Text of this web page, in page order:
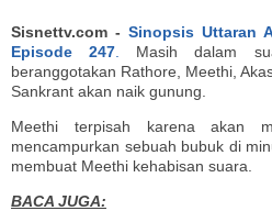
Sisnettv.com -Sinopsis Uttaran
Episode 247
Masih dalam
beranggotakan Rathore, Meethi,
Sankrant akan naik gunung.
Meethi terpisah karena akan
mencampurkan sebuah bubuk di
membuat Meethi kehabisan suara.
BACA JUGA: